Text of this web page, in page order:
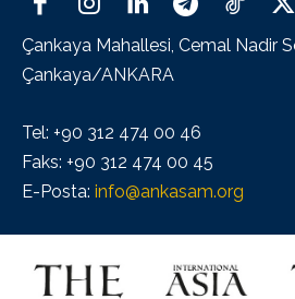
Çankaya Mahallesi, Cemal Nadir
Çankaya/ANKARA
Tel: +90 312 474 00 46
Faks: +90 312 474 00 45
E-Posta: info@ankasam.org